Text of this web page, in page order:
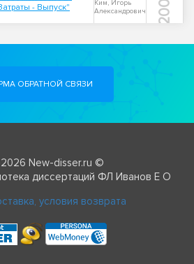
- Выпуск"
Ким, Игорь
Александрович
2006
ОБРАТНОЙ СВЯЗИ
New-disser.ru ©
диссертаций ФЛ Иванов Е О
условия возврата